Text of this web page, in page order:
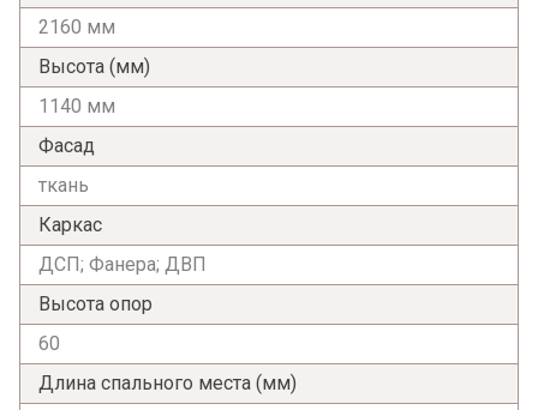
Я ознакомлен сПолитикойв отношении
2160 мм
Высота (мм)
1140 мм
Фасад
ткань
Каркас
ДСП; Фанера; ДВП
Высота опор
60
Длина спального места (мм)